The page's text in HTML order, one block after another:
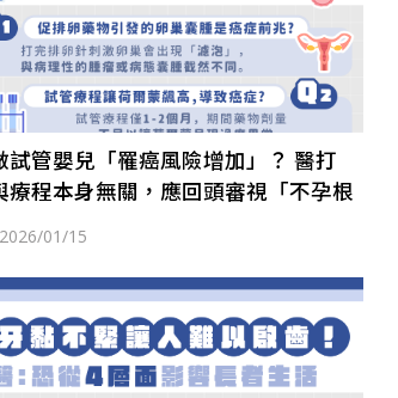
試管嬰兒「罹癌風險增加」？ 醫打
療程本身無關，應回頭審視「不孕根
2026/01/15